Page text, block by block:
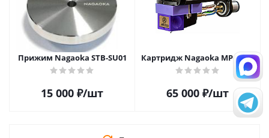
Прижим Nagaoka STB-SU01
15 000 ₽/шт
Картридж Nagaoka MP-200H
65 000 ₽/шт